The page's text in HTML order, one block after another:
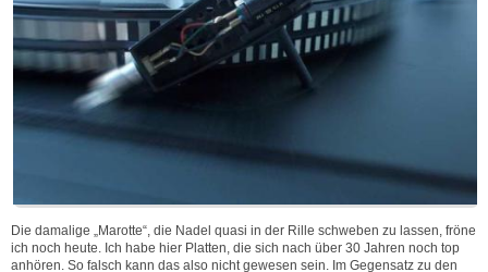
Die damalige „Marotte“, die Nadel quasi in der Rille schweben zu lassen, fröne
ich noch heute. Ich habe hier Platten, die sich nach über 30 Jahren noch top
anhören. So falsch kann das also nicht gewesen sein. Im Gegensatz zu den